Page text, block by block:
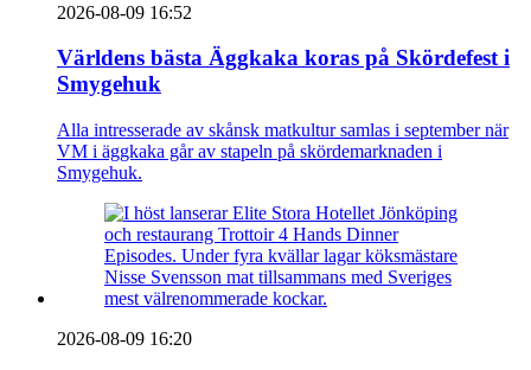
2026-08-09 16:52
Världens bästa Äggkaka koras på Skördefest i
Smygehuk
Alla intresserade av skånsk matkultur samlas i september när
VM i äggkaka går av stapeln på skördemarknaden i
Smygehuk.
2026-08-09 16:20